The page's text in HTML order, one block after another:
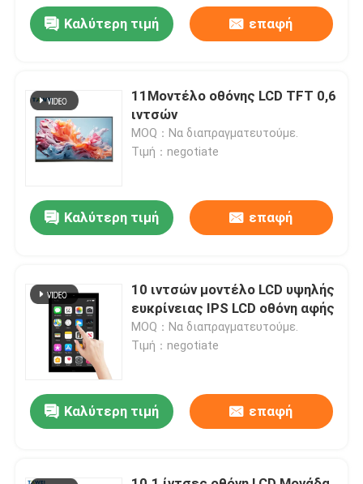
Σπίτι
Σχετικά με εμάς
Επισκεψή εργοστασίου
Έλεγχος ποιότητας
Ζητήστε μια προσφορά
Εικονική οθόνη TFT
Ενότητα TFT LCD
Οθόνη TFT LCD
Καλύτερη τιμή επαφή
11Μοντέλο οθόνης LCD TFT 0,6
ιντσών
MOQ：Να διαπραγματευτούμε.
Τιμή：negotiate
Καλύτερη τιμή επαφή
10 ιντσών μοντέλο LCD υψηλής
ευκρίνειας IPS LCD οθόνη αφής
MOQ：Να διαπραγματευτούμε.
Τιμή：negotiate
Καλύτερη τιμή επαφή